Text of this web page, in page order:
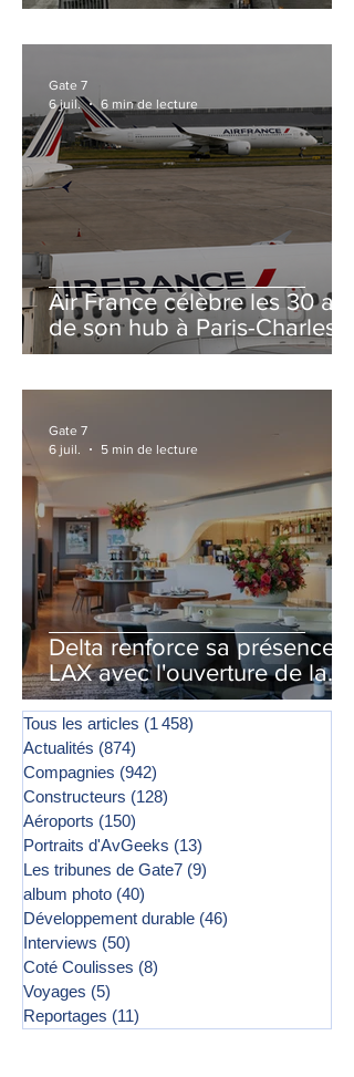
et Zurich
Air France célèbre les 30 ans
de son hub à Paris-Charles
de Gaulle
Gate 7
6 juil.
6 min de lecture
Delta renforce sa présence à
LAX avec l'ouverture de la
première phase d'un second
salon Delta One
Gate 7
6 juil.
5 min de lecture
Tous les articles (1 458)
Actualités (874)
Compagnies (942)
Constructeurs (128)
Aéroports (150)
Portraits d'AvGeeks (13)
Les tribunes de Gate7 (9)
album photo (40)
Développement durable (46)
Interviews (50)
Coté Coulisses (8)
Voyages (5)
Reportages (11)